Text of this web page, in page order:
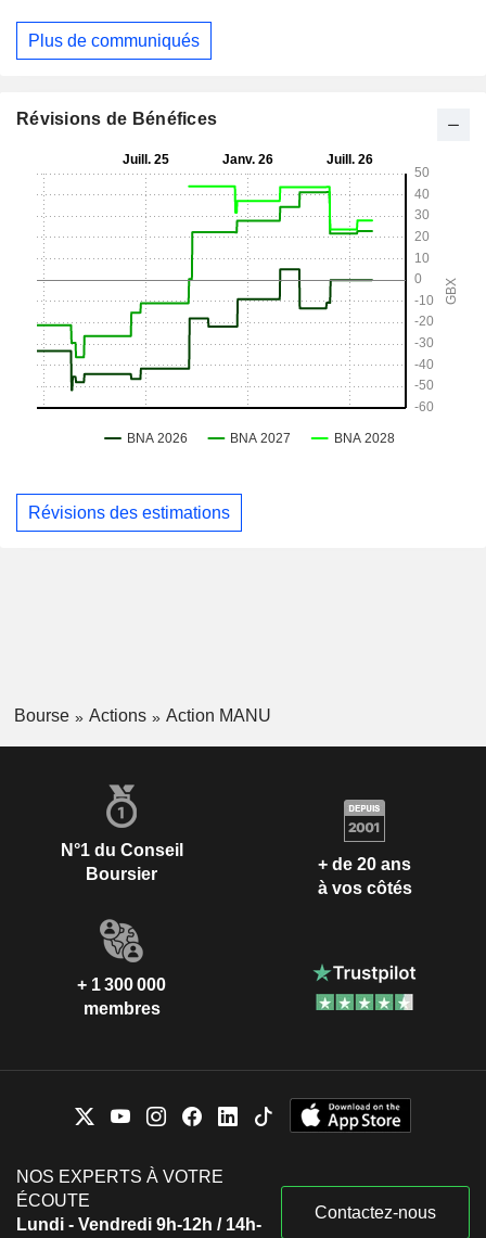
Plus de communiqués
Révisions de Bénéfices
Révisions des estimations
Bourse Actions Action MANU
N°1 du Conseil
Boursier
+ de 20 ans
à vos côtés
+ 1 300 000
membres
NOS EXPERTS À VOTRE
ÉCOUTE
Lundi - Vendredi 9h-12h / 14h-
Contactez-nous